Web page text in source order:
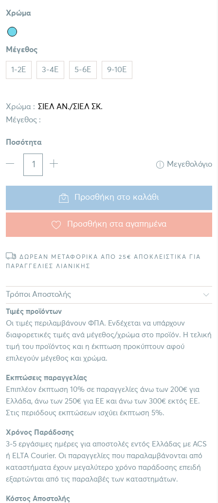
Χρώμα
Μέγεθος
1-2E 3-4E 5-6E 9-10E
Χρώμα :
Μέγεθος :
Ποσότητα
Μεγεθολόγιο
Προσθήκη στο καλάθι
Προσθήκη στα αγαπημένα
ΔΩΡΕΑΝ ΜΕΤΑΦΟΡΙΚΑ ΑΠΟ 25€ ΑΠΟΚΛΕΙΣΤΙΚΑ ΓΙΑ
ΠΑΡΑΓΓΕΛΙΕΣ ΛΙΑΝΙΚΗΣ
Τρόποι Αποστολής
Τιμές προϊόντων
Οι τιμές περιλαμβάνουν ΦΠΑ. Ενδέχεται να υπάρχουν
διαφορετικές τιμές ανά μέγεθος/χρώμα στο προϊόν. Η τελική
τιμή του προϊόντος και η έκπτωση προκύπτουν αφού
επιλεγούν μέγεθος και χρώμα.
Εκπτώσεις παραγγελίας
Επιπλέον έκπτωση 10% σε παραγγελίες άνω των 200€ για
Ελλάδα, άνω των 250€ για ΕΕ και άνω των 300€ εκτός ΕΕ.
Στις περιόδους εκπτώσεων ισχύει έκπτωση 5%.
Χρόνος Παράδοσης
3-5 εργάσιμες ημέρες για αποστολές εντός Ελλάδας με ACS
ή ELTA Courier. Οι παραγγελίες που παραλαμβάνονται από
καταστήματα έχουν μεγαλύτερο χρόνο παράδοσης επειδή
εξαρτώνται από τις παραλαβές των καταστημάτων.
Κόστος Αποστολής